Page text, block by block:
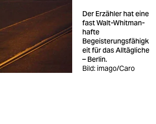
Der Erzähler hat eine
fast Walt-Whitman-
hafte
Begeisterungsfähigk
eit für das Alltägliche
– Berlin.
Bild: imago/Caro